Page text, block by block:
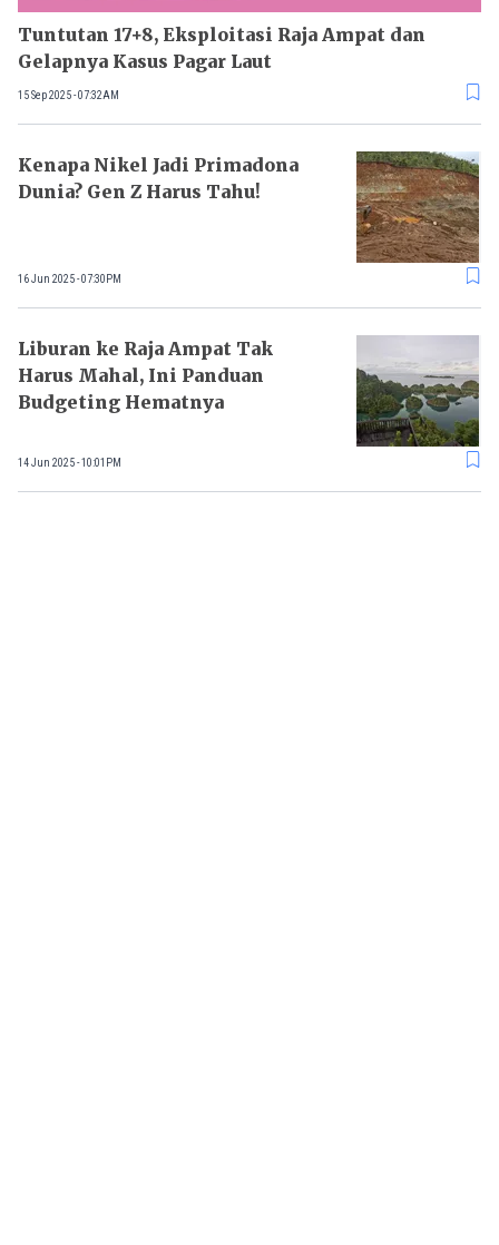
Tuntutan 17+8, Eksploitasi Raja Ampat dan
Gelapnya Kasus Pagar Laut
15 Sep 2025 - 07:32AM
Kenapa Nikel Jadi Primadona
Dunia? Gen Z Harus Tahu!
16 Jun 2025 - 07:30PM
Liburan ke Raja Ampat Tak
Harus Mahal, Ini Panduan
Budgeting Hematnya
14 Jun 2025 - 10:01PM